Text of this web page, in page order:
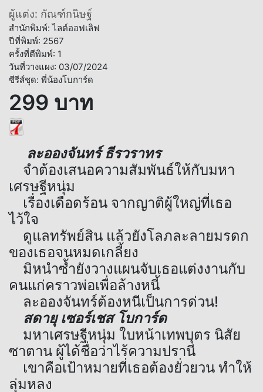
ผู้แต่ง: กัณฑ์กนิษฐ์
สำนักพิมพ์: ไลต์ออฟเลิฟ
ปีที่พิมพ์: 2567
ครั้งที่ตีพิมพ์: 1
วันที่วางแผง: 03/07/2024
ซีรีส์ชุด: พี่น้องโบการ์ด
299 บาท
ละอองจันทร์ ธีรวราทร
จำต้องเสนอความสัมพันธ์ให้กับมหา
เศรษฐีหนุ่ม
เรื่องเดือดร้อน จากญาติผู้ใหญ่ที่เธอ
ไว้ใจ
ดูแลทรัพย์สิน แล้วยังโลภละลายมรดก
ของเธอจนหมดเกลี้ยง
มิหนำซ้ำยังวางแผนจับเธอแต่งงานกับ
คนแก่คราวพ่อเพื่อล้างหนี้
ละอองจันทร์ต้องหนีเป็นการด่วน!
สดายุ เซอร์เชส โบการ์ด
มหาเศรษฐีหนุ่ม ใบหน้าเทพบุตร นิสัย
ซาตาน ผู้ได้ชื่อว่าไร้ความปรานี
เขาคือเป้าหมายที่เธอต้องยั่วยวน ทำให้
ลุ่มหลง